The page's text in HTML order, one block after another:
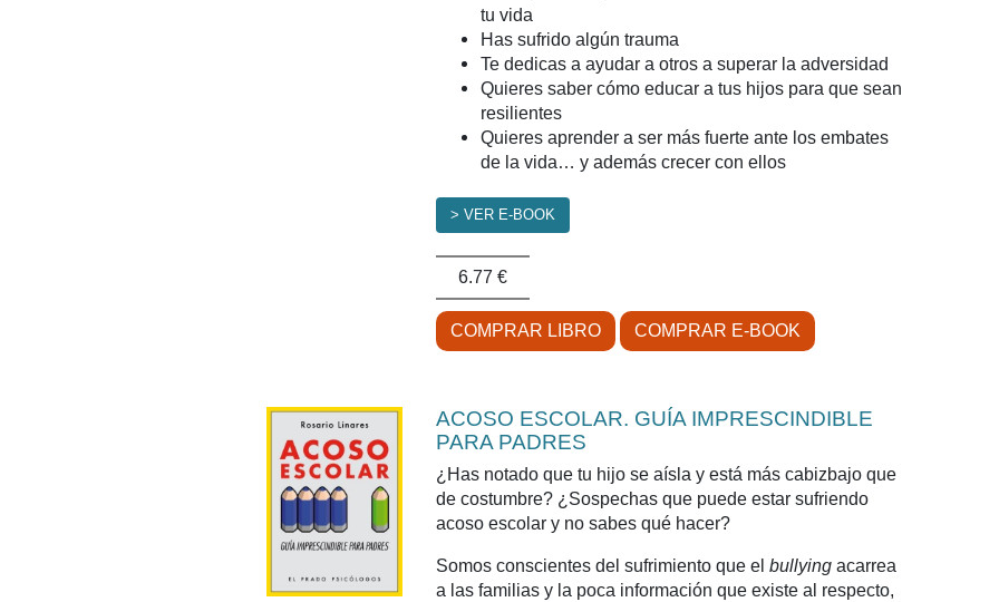
tu vida
Has sufrido algún trauma
Te dedicas a ayudar a otros a superar la adversidad
Quieres saber cómo educar a tus hijos para que sean
resilientes
Quieres aprender a ser más fuerte ante los embates
de la vida… y además crecer con ellos
> VER E-BOOK
6.77 €
COMPRAR LIBRO COMPRAR E-BOOK
ACOSO ESCOLAR. GUÍA IMPRESCINDIBLE
PARA PADRES
¿Has notado que tu hijo se aísla y está más cabizbajo que
de costumbre? ¿Sospechas que puede estar sufriendo
acoso escolar y no sabes qué hacer?
Somos conscientes del sufrimiento que el bullyingacarrea
a las familias y la poca información que existe al respecto,